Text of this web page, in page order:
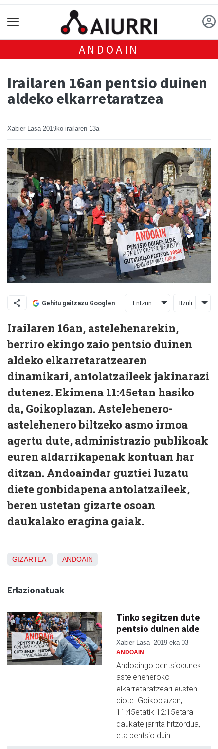
ANDOAIN
Irailaren 16an pentsio duinen
aldeko elkarretaratzea
Xabier Lasa 2019ko irailaren 13a
Gehitu gaitzazu Googlen Entzun Itzuli
Irailaren 16an, astelehenarekin,
berriro ekingo zaio pentsio duinen
aldeko elkarretaratzearen
dinamikari, antolatzaileek jakinarazi
dutenez. Ekimena 11:45etan hasiko
da, Goikoplazan. Astelehenero-
astelehenero biltzeko asmo irmoa
agertu dute, administrazio publikoak
euren aldarrikapenak kontuan har
ditzan. Andoaindar guztiei luzatu
diete gonbidapena antolatzaileek,
beren ustetan gizarte osoan
daukalako eragina gaiak.
GIZARTEA ANDOAIN
Erlazionatuak
Tinko segitzen dute
pentsio duinen alde
Xabier Lasa 2019 eka 03
ANDOAIN
Andoaingo pentsiodunek
asteleheneroko
elkarretaratzeari eusten
diote. Goikoplazan,
11:45etatik 12:15etara
daukate jarrita hitzordua,
eta pentsio duin…